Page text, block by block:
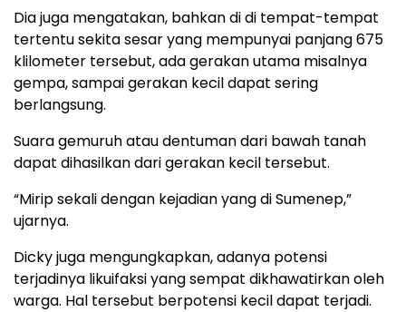
Dia juga mengatakan, bahkan di di tempat-tempat
tertentu sekita sesar yang mempunyai panjang 675
klilometer tersebut, ada gerakan utama misalnya
gempa, sampai gerakan kecil dapat sering
berlangsung.
Suara gemuruh atau dentuman dari bawah tanah
dapat dihasilkan dari gerakan kecil tersebut.
“Mirip sekali dengan kejadian yang di Sumenep,”
ujarnya.
Dicky juga mengungkapkan, adanya potensi
terjadinya likuifaksi yang sempat dikhawatirkan oleh
warga. Hal tersebut berpotensi kecil dapat terjadi.